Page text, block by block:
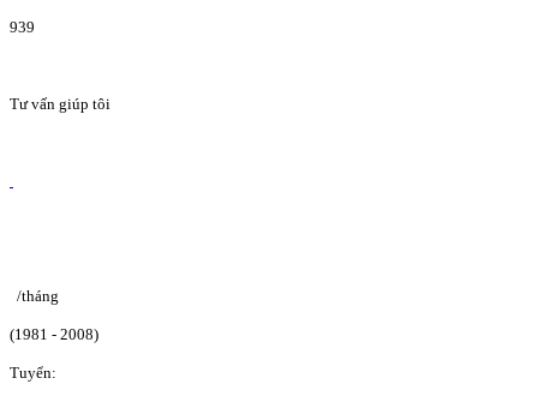
939
Tư vấn giúp tôi
/tháng
(1981 - 2008)
Tuyển: